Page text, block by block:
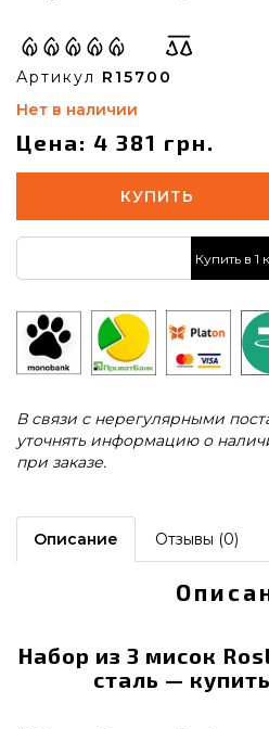
Артикул R15700
Нет в наличии
Цена: 4 381 грн.
КУПИТЬ
Купить в 1
В связи с нерегулярными
уточнять информацию о
при заказе.
Описание Отзывы (0)
Набор из 3 мисок
сталь —